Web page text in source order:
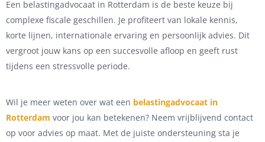
Een belastingadvocaat in Rotterdam is de beste keuze bij
complexe fiscale geschillen. Je profiteert van lokale kennis,
korte lijnen, internationale ervaring en persoonlijk advies. Dit
vergroot jouw kans op een succesvolle afloop en geeft rust
tijdens een stressvolle periode.
Wil je meer weten over wat een belastingadvocaat in
Rotterdam voor jou kan betekenen? Neem vrijblijvend contact
op voor advies op maat. Met de juiste ondersteuning sta je